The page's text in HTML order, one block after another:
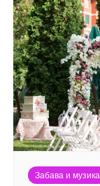
Забава и музика